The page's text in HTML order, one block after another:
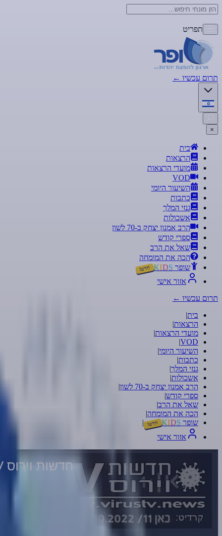
תפריט
תרום עכשיו ←
×
בית
הרצאות
מועדי הרצאות
VOD
השיעור היומי
כתבות
גנזי המלך
אשכולות
הרב אמנון יצחק ב-70 לשון
ספרי קודש
שאל את הרב
הכה את המומחה
שופר
KIDS חדש!
אזור אישי
תרום עכשיו ←
בית|
הרצאות|
מועדי הרצאות|
VOD
|
השיעור היומי|
כתבות|
גנזי המלך|
אשכולות|
הרב אמנון יצחק ב-70 לשון
|
ספרי קודש|
שאל את הרב|
הכה את המומחה|
שופר
KIDS חדש! |
אזור אישי
חדשות וירוס TV - מהדורה 585 • משחקי מלחמה + בונוס הערב... 'השיר של ביידן' • 26-10-2022